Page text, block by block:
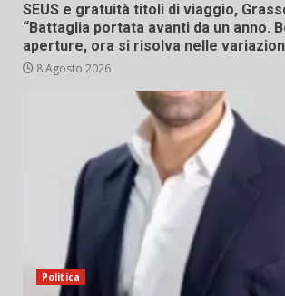
SEUS e gratuità titoli di viaggio,
“Battaglia portata avanti da un anno.
aperture, ora si risolva nelle
8 Agosto 2026
Politica